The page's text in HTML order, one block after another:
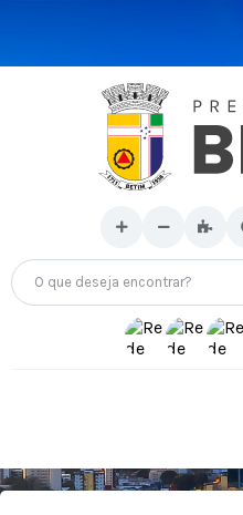
O que deseja encontrar?